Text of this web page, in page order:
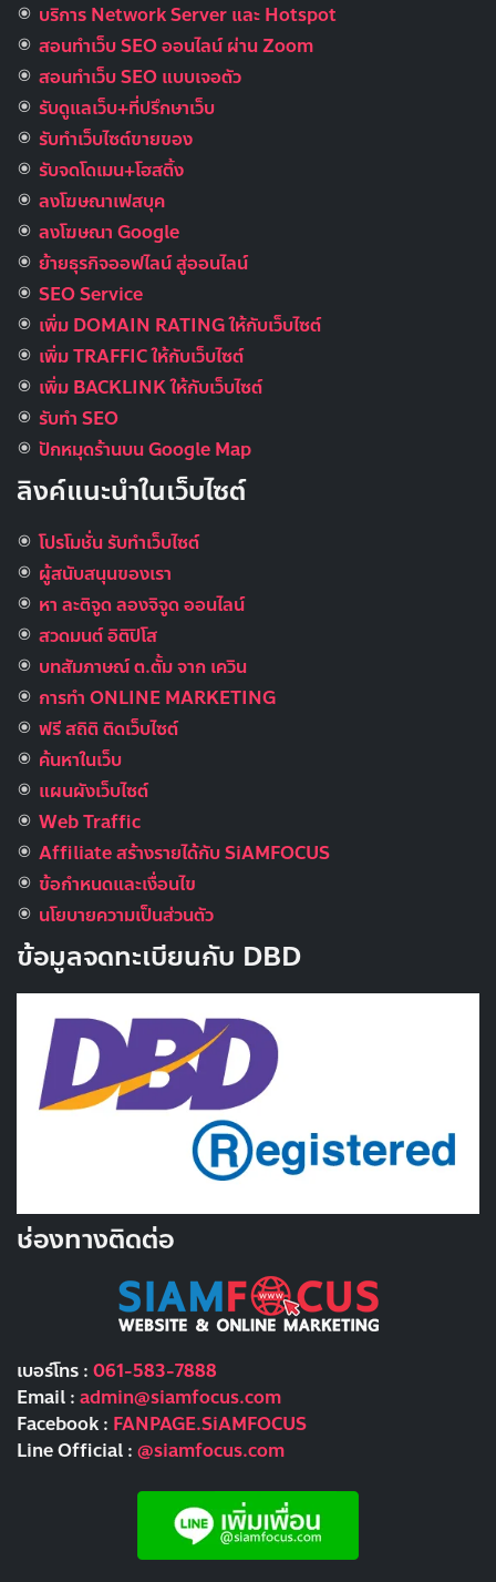
บริการ Network Server และ Hotspot
สอนทำเว็บ SEO ออนไลน์ ผ่าน Zoom
สอนทำเว็บ SEO แบบเจอตัว
รับดูแลเว็บ+ที่ปรึกษาเว็บ
รับทําเว็บไซต์ขายของ
รับจดโดเมน+โฮสติ้ง
ลงโฆษณาเฟสบุค
ลงโฆษณา Google
ย้ายธุรกิจออฟไลน์ สู่ออนไลน์
SEO Service
เพิ่ม DOMAIN RATING ให้กับเว็บไซต์
เพิ่ม TRAFFIC ให้กับเว็บไซต์
เพิ่ม BACKLINK ให้กับเว็บไซต์
รับทำ SEO
ปักหมุดร้านบน Google Map
ลิงค์แนะนำในเว็บไซต์
โปรโมชั่น รับทำเว็บไซต์
ผู้สนับสนุนของเรา
หา ละติจูด ลองจิจูด ออนไลน์
สวดมนต์ อิติปิโส
บทสัมภาษณ์ ต.ตั้ม จาก เควิน
การทำ ONLINE MARKETING
ฟรี สถิติ ติดเว็บไซต์
ค้นหาในเว็บ
แผนผังเว็บไซต์
Web Traffic
Affiliate สร้างรายได้กับ SiAMFOCUS
ข้อกำหนดและเงื่อนไข
นโยบายความเป็นส่วนตัว
ข้อมูลจดทะเบียนกับ DBD
ช่องทางติดต่อ
เบอร์โทร : 061-583-7888
Email : admin@siamfocus.com
Facebook : FANPAGE.SiAMFOCUS
Line Official : @siamfocus.com